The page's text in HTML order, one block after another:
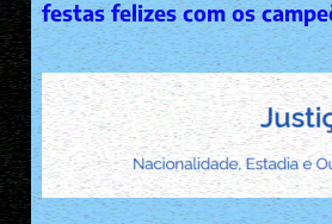
festas felizes com os